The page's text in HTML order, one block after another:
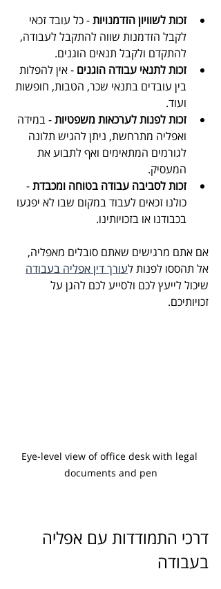
זכות לשוויון הזדמנויות - כל עובד זכאי
לקבל הזדמנות שווה להתקבל לעבודה,
להתקדם ולקבל תנאים הוגנים.
זכות לתנאי עבודה הוגנים - אין להפלות
בין עובדים בתנאי שכר, הטבות, חופשות
ועוד.
זכות לפנות לערכאות משפטיות - במידה
ואפליה מתרחשת, ניתן להגיש תלונה
לגורמים המתאימים ואף לתבוע את
המעסיק.
זכות לסביבה עבודה בטוחה ומכבדת -
כולנו זכאים לעבוד במקום שבו לא יפגעו
בכבודנו או בזכויותינו.
אם אתם מרגישים שאתם סובלים מאפליה,
אל תהססו לפנות לעורך דין אפליה בעבודה
שיכול לייעץ לכם ולסייע לכם להגן על
זכויותיכם.
Eye-level view of office desk with legal
documents and pen
דרכי התמודדות עם אפליה
בעבודה